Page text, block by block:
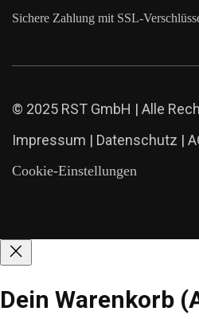
Sichere Zahlung mit SSL-
© 2025 RST GmbH | Alle
Impressum | Datenschutz |
Cookie-Einstellungen
Dein Warenkorb